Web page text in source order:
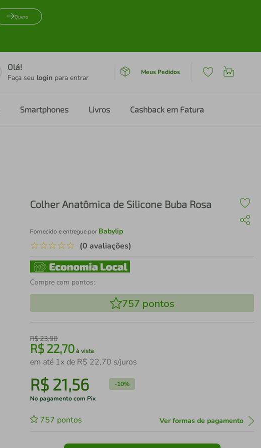
Quero
Olá!
Faça seu login para entrar
Meus Pedidos
Smartphones Livros Cashback em Fatura
Colher Anatômica de Silicone Buba Rosa
Fornecido e entregue por Babylip
☆☆☆☆☆ (0 avaliações)
Compre com pontos:
757 pontos
R$23,90
R$22,70 à vista
em até 1x de R$ 22,70 s/juros
R$ 21,56 -10%
No pagamento com Pix
757 pontos Ver formas de pagamento